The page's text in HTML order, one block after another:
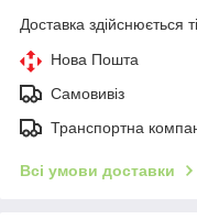
Доставка здійснюється
Нова Пошта
Самовивіз
Транспортна
Всі умови доставки